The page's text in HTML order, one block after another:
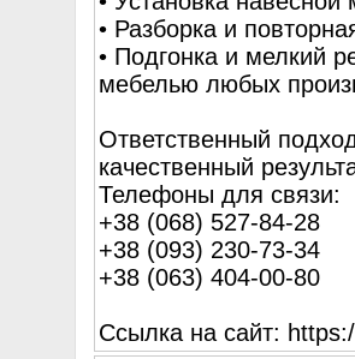
• Разборка и
• Подгонка и мелкий
мебелью любых
Ответственный
качественный
Телефоны для связи:
+38 (068) 527-84-28
+38 (093) 230-73-34
+38 (063) 404-00-80
Ссылка на сайт: